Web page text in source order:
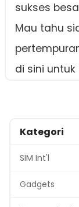
sukses
Mau tahu
di sini
Kategori
SIM Int'l
Gadgets